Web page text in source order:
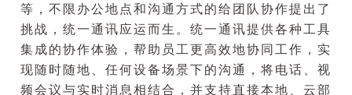
等，不限办公地点和沟通方式的给团队协作提出了
挑战，统一通讯应运而生。统一通讯提供各种工具
集成的协作体验，帮助员工更高效地协同工作，实
现随时随地、任何设备场景下的沟通，将电话、视
频会议与实时消息相结合，并支持直接本地、云部